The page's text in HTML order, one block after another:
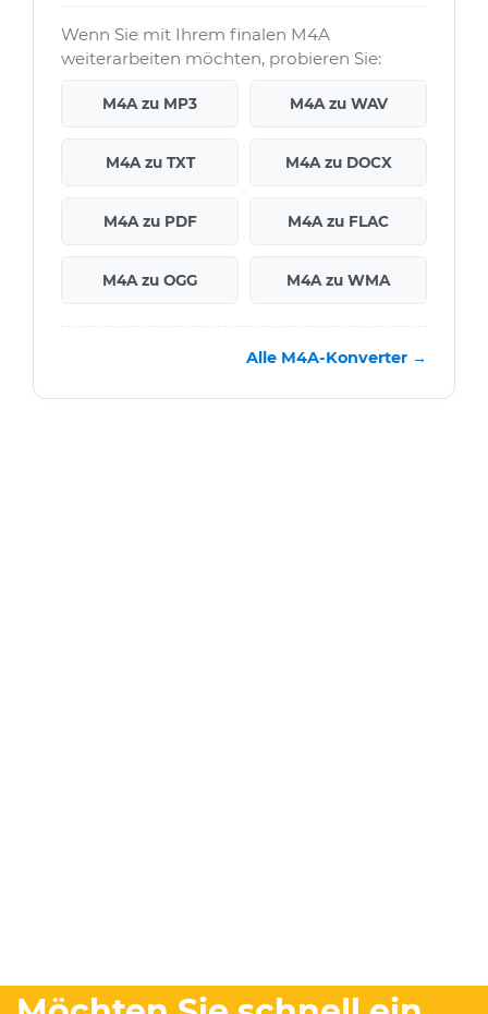
Wenn Sie mit Ihrem finalen M4A
weiterarbeiten möchten, probieren Sie:
M4A zu MP3 M4A zu WAV
M4A zu TXT M4A zu DOCX
M4A zu PDF M4A zu FLAC
M4A zu OGG M4A zu WMA
Alle M4A-Konverter →